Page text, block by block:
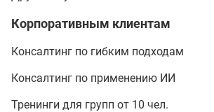
Корпоративным клиентам
Консалтинг по гибким подходам
Консалтинг по применению ИИ
Тренинги для групп от 10 чел.